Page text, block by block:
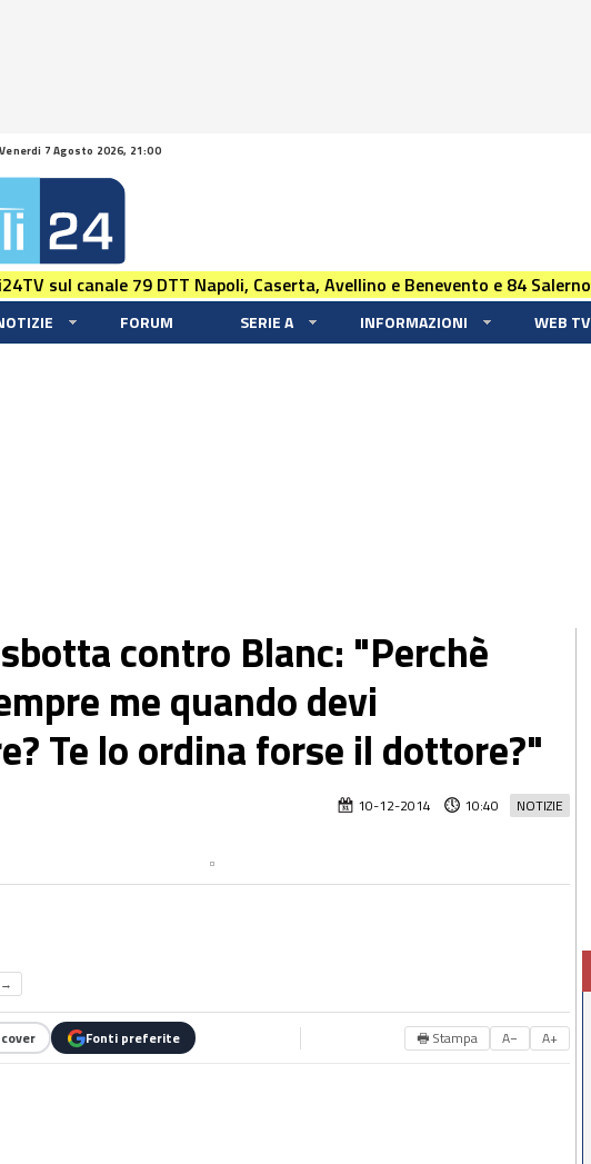
Venerdi 7 Agosto 2026, 21:00
sul canale 79 DTT Napoli, Caserta, Avellino e Benevento e 84 Salerno
FORUM SERIE A INFORMAZIONI WEB TV
contro Blanc: "Perchè
me quando devi
Te lo ordina forse il dottore?"
NOTIZIE
10-12-2014 10:40
→
Fonti preferite 🖶 Stampa A− A+